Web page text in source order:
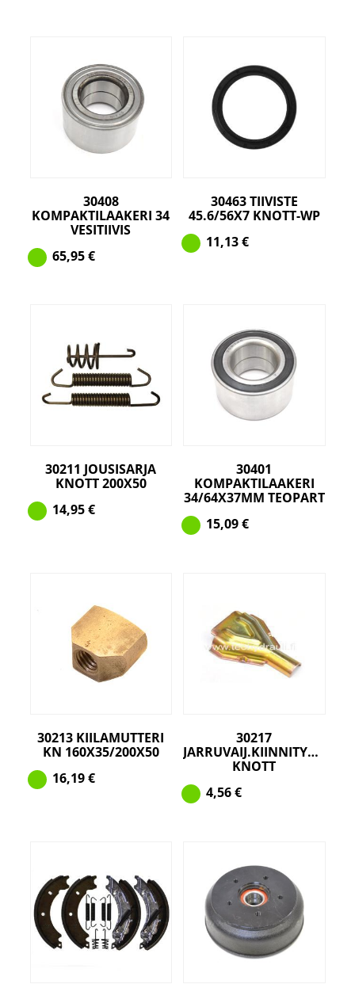
30408
KOMPAKTILAAKERI 34
VESITIIVIS
65,95€
30463 TIIVISTE
45.6/56X7 KNOTT-WP
11,13€
30211 JOUSISARJA
KNOTT 200X50
14,95€
30401
KOMPAKTILAAKERI
34/64X37MM TEOPART
15,09€
30213 KIILAMUTTERI
KN 160X35/200X50
16,19€
30217
JARRUVAIJ.KIINNITYSPELTI
KNOTT
4,56€